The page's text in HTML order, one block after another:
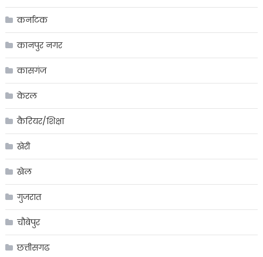
कर्नाटक
कानपुर नगर
कासगंज
केरल
कैरियर/शिक्षा
खेरी
खेल
गुजरात
चौबेपुर
छत्तीसगढ